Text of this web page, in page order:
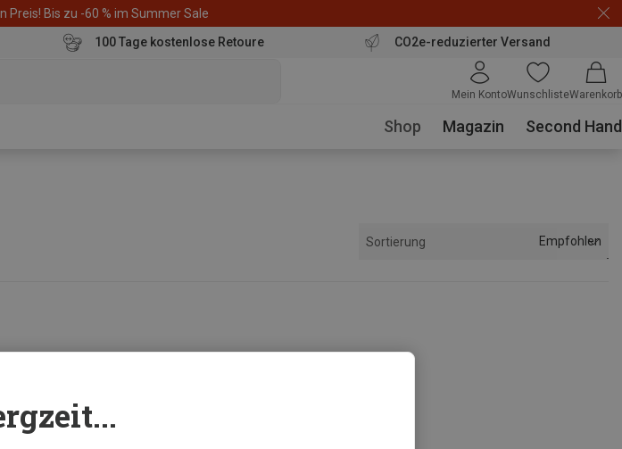
Preis! Bis zu -60 % im Summer Sale
100 Tage kostenlose Retoure CO2e-reduzierter Versand
Mein KontoWunschlisteWarenkorb
Shop Magazin Second Hand
Sortierung Empfohlen